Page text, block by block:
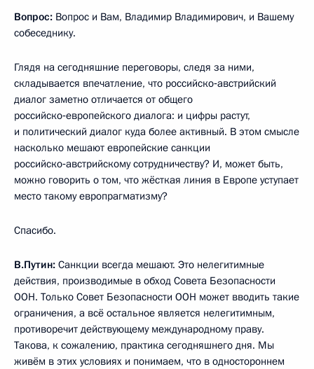
Вопрос: Вопрос и Вам, Владимир Владимирович, и Вашему
собеседнику.
Глядя на сегодняшние переговоры, следя за ними,
складывается впечатление, что российско‑австрийский
диалог заметно отличается от общего
российско‑европейского диалога: и цифры растут,
и политический диалог куда более активный. В этом смысле
насколько мешают европейские санкции
российско‑австрийскому сотрудничеству? И, может быть,
можно говорить о том, что жёсткая линия в Европе уступает
место такому европрагматизму?
Спасибо.
В.Путин: Санкции всегда мешают. Это нелегитимные
действия, производимые в обход Совета Безопасности
ООН. Только Совет Безопасности ООН может вводить такие
ограничения, а всё остальное является нелегитимным,
противоречит действующему международному праву.
Такова, к сожалению, практика сегодняшнего дня. Мы
живём в этих условиях и понимаем, что в одностороннем